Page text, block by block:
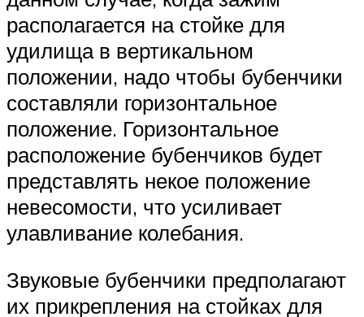
располагается на стойке для
удилища в вертикальном
положении, надо чтобы бубенчики
составляли горизонтальное
положение. Горизонтальное
расположение бубенчиков будет
представлять некое положение
невесомости, что усиливает
улавливание колебания.
Звуковые бубенчики предполагают
их прикрепления на стойках для